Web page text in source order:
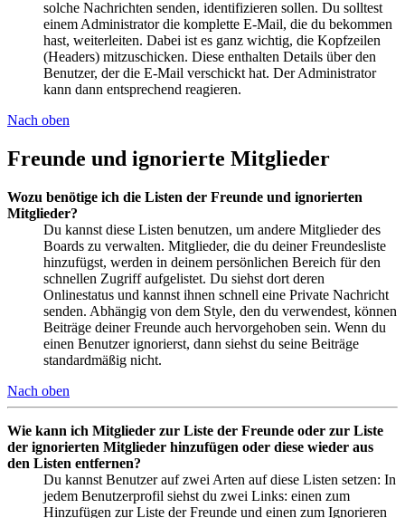
solche Nachrichten senden, identifizieren sollen. Du solltest
einem Administrator die komplette E-Mail, die du bekommen
hast, weiterleiten. Dabei ist es ganz wichtig, die Kopfzeilen
(Headers) mitzuschicken. Diese enthalten Details über den
Benutzer, der die E-Mail verschickt hat. Der Administrator
kann dann entsprechend reagieren.
Nach oben
Freunde und ignorierte Mitglieder
Wozu benötige ich die Listen der Freunde und ignorierten
Mitglieder?
Du kannst diese Listen benutzen, um andere Mitglieder des
Boards zu verwalten. Mitglieder, die du deiner Freundesliste
hinzufügst, werden in deinem persönlichen Bereich für den
schnellen Zugriff aufgelistet. Du siehst dort deren
Onlinestatus und kannst ihnen schnell eine Private Nachricht
senden. Abhängig von dem Style, den du verwendest, können
Beiträge deiner Freunde auch hervorgehoben sein. Wenn du
einen Benutzer ignorierst, dann siehst du seine Beiträge
standardmäßig nicht.
Nach oben
Wie kann ich Mitglieder zur Liste der Freunde oder zur Liste
der ignorierten Mitglieder hinzufügen oder diese wieder aus
den Listen entfernen?
Du kannst Benutzer auf zwei Arten auf diese Listen setzen: In
jedem Benutzerprofil siehst du zwei Links: einen zum
Hinzufügen zur Liste der Freunde und einen zum Ignorieren